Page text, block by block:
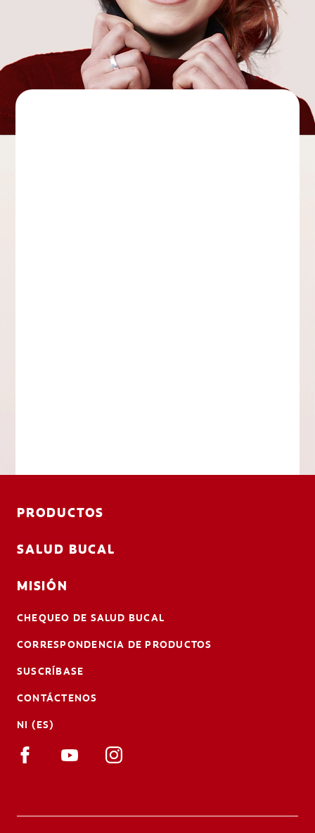
PRODUCTOS
SALUD BUCAL
MISIÓN
CHEQUEO DE SALUD BUCAL
CORRESPONDENCIA DE PRODUCTOS
SUSCRÍBASE
CONTÁCTENOS
NI (ES)